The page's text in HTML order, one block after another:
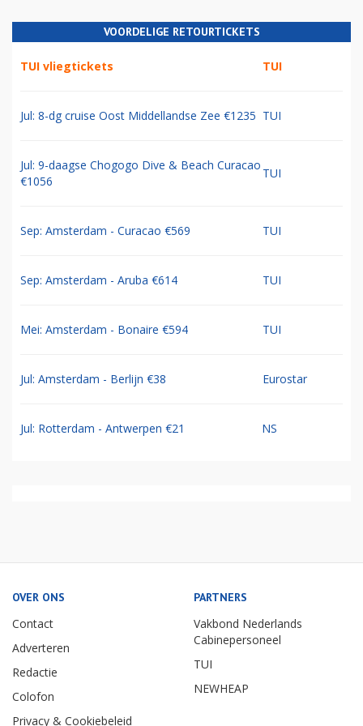
VOORDELIGE RETOURTICKETS
TUI vliegtickets TUI
Jul: 8-dg cruise Oost Middellandse Zee €1235 TUI
Jul: 9-daagse Chogogo Dive & Beach Curacao
€1056
TUI
Sep: Amsterdam - Curacao €569 TUI
Sep: Amsterdam - Aruba €614 TUI
Mei: Amsterdam - Bonaire €594 TUI
Jul: Amsterdam - Berlijn €38 Eurostar
Jul: Rotterdam - Antwerpen €21 NS
OVER ONS
Contact
Adverteren
Redactie
Colofon
Privacy & Cookiebeleid
PARTNERS
Vakbond Nederlands
Cabinepersoneel
TUI
NEWHEAP